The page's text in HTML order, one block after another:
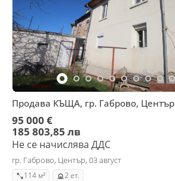
Продава КЪЩА, гр. Габрово, Център
95 000 €
185 803,85 лв
Не се начислява ДДС
гр. Габрово, Център, 03 август
114 м² 2 ет.